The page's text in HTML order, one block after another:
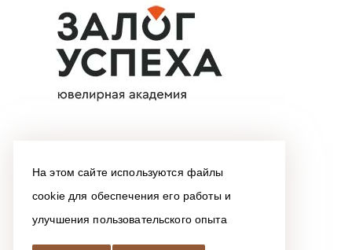
На этом сайте используются файлы
cookie для обеспечения его работы и
улучшения пользовательского опыта